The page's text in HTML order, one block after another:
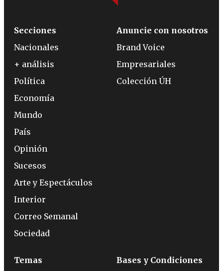
Secciones
Nacionales
+ análisis
Política
Economía
Mundo
País
Opinión
Sucesos
Arte y Espectáculos
Interior
Correo Semanal
Sociedad
Anuncie con nosotros
Brand Voice
Empresariales
Colección ÚH
Temas
Bases y Condiciones